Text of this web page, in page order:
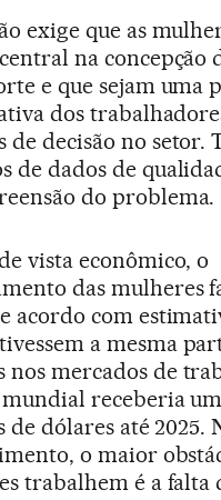
exige que as
na concepção
e que sejam uma
dos
de decisão no setor.
de dados de
do problema.
vista econômico, o
das mulheres
acordo com
a mesma
nos mercados de
receberia
dólares até 2025.
o maior
trabalhem é a